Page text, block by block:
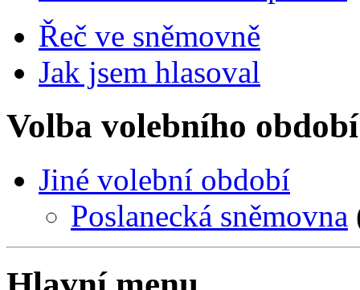
Řeč ve sněmovně
Jak jsem hlasoval
Volba volebního období
Jiné volební období
Poslanecká sněmovna